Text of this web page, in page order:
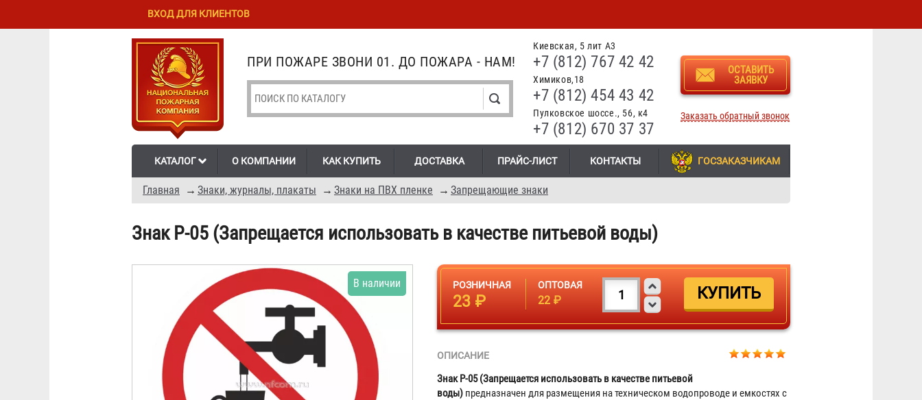
Перейти к
содержанию
Skip to
Киевская, 5 лит А3
+7 (812) 767 42 42
Химиков,18
+7 (812) 454 43 42
Пулковское шоссе., 56, к4
+7 (812) 670 37 37
ОСТАВИТЬ
ЗАЯВКУ
Заказать обратный звонок
ПРИ ПОЖАРЕ ЗВОНИ 01. ДО ПОЖАРА - НАМ!
КАТАЛОГ О КОМПАНИИ КАК КУПИТЬ ДОСТАВКА ПРАЙС-ЛИСТ КОНТАКТЫ ГОСЗАКАЗЧИКАМ
Главная → Знаки, журналы, плакаты → Знаки на ПВХ пленке → Запрещающие знаки
ВХОД ДЛЯ КЛИЕНТОВ
Знак P-05 (Запрещается использовать в качестве питьевой воды)
В наличии РОЗНИЧНАЯ
23 ₽
ОПТОВАЯ
22 ₽
ОПИСАНИЕ
Знак P-05 (Запрещается использовать в качестве питьевой
воды) предназначен для размещения на техническом водопроводе и емкостях с
Знак P-01 (Запрещается курить)